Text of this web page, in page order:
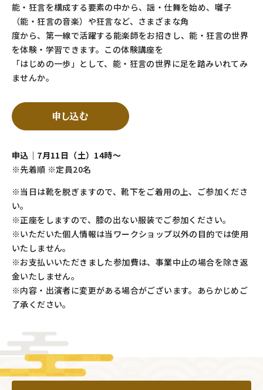
能・狂言を構成する要素の中から、謡・仕舞を始め、囃子
（能・狂言の音楽）や狂言など、さまざまな角
度から、第一線で活躍する能楽師をお招きし、能・狂言の世界
を体験・学習できます。この体験講座を
「はじめの一歩」として、能・狂言の世界に足を踏みいれてみ
ませんか。
申し込む
申込｜7月11日（土）14時～
※先着順 ※定員20名
※当日は靴を脱ぎますので、靴下をご着用の上、ご参加くださ
い。
※正座をしますので、膝の出ない服装でご参加ください。
※いただいた個人情報は当ワークショップ以外の目的では使用
いたしません。
※お支払いいただきました参加費は、事業中止の場合を除き返
金いたしません。
※内容・出演者に変更がある場合がございます。あらかじめご
了承ください。